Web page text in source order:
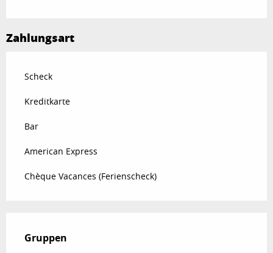
Zahlungsart
Scheck
Kreditkarte
Bar
American Express
Chèque Vacances (Ferienscheck)
Gruppen
Gruppen